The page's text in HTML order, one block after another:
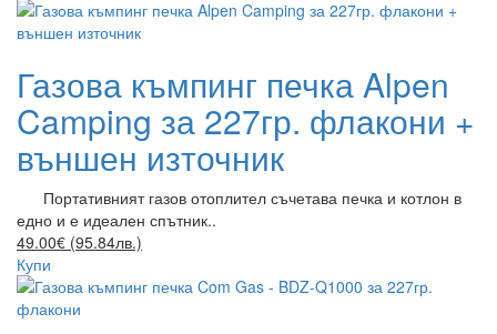
Газова къмпинг печка Alpen
Camping за 227гр. флакони +
външен източник
Портативният газов отоплител съчетава печка и котлон в
едно и е идеален спътник..
49.00€ (95.84лв.)
Купи